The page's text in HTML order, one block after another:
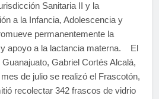
Sanitaria II y la
a la Infancia, Adolescencia y
permanentemente la
apoyo a la lactancia materna. El
Gabriel Cortés Alcalá,
de julio se realizó el Frascotón,
recolectar 342 frascos de vidrio